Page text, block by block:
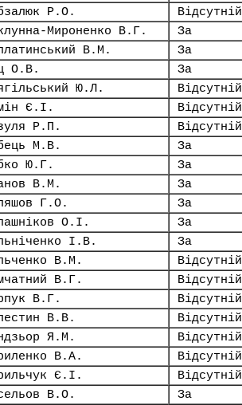
Р.О.
Відсутній
Мироненко В.Г.
За
В.М.
За
О.В.
За
Ю.Л.
Відсутній
Є.І.
Відсутній
Р.П.
Відсутній
М.В.
За
Ю.Г.
За
В.М.
За
Г.О.
За
О.І.
За
І.В.
За
В.М.
Відсутній
В.Г.
Відсутній
В.Г.
Відсутній
В.В.
Відсутній
Я.М.
Відсутній
В.А.
Відсутній
Є.І.
Відсутній
В.О.
За